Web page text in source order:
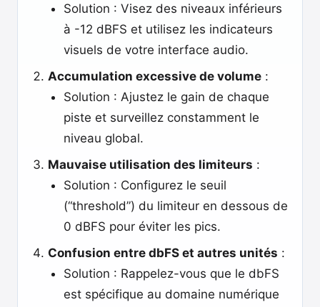
Solution : Visez des niveaux inférieurs
à -12 dBFS et utilisez les indicateurs
visuels de votre interface audio.
Accumulation excessive de volume :
Solution : Ajustez le gain de chaque
piste et surveillez constamment le
niveau global.
Mauvaise utilisation des limiteurs :
Solution : Configurez le seuil
(“threshold”) du limiteur en dessous de
0 dBFS pour éviter les pics.
Confusion entre dbFS et autres unités :
Solution : Rappelez-vous que le dbFS
est spécifique au domaine numérique